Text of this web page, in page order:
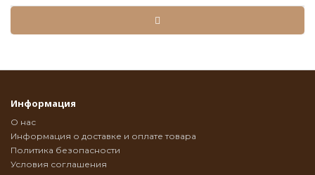
Информация
О нас
Информация о доставке и оплате товара
Политика безопасности
Условия соглашения